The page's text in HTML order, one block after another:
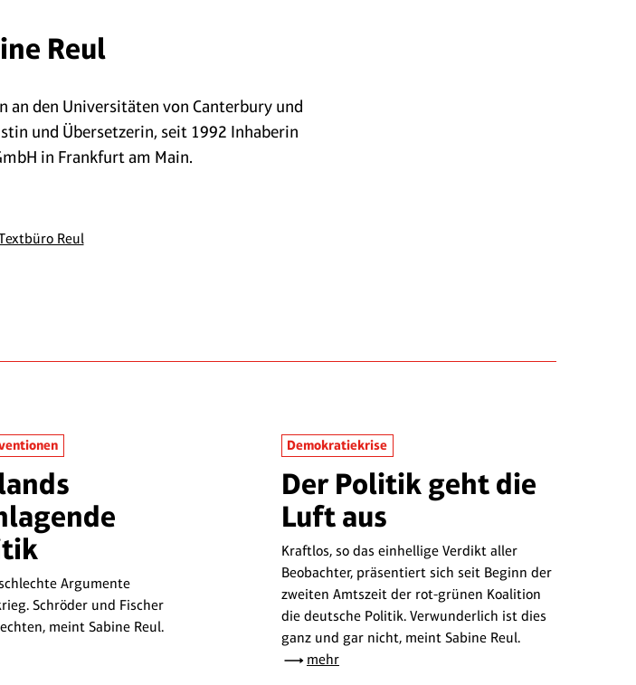
Reul
den Universitäten von Canterbury und
und Übersetzerin, seit 1992 Inhaberin
in Frankfurt am Main.
Reul
Argumente
Schröder und Fischer
meint Sabine Reul.
Demokratiekrise
Der Politik geht die
Luft aus
Kraftlos, so das einhellige Verdikt aller
Beobachter, präsentiert sich seit Beginn der
zweiten Amtszeit der rot-grünen Koalition
die deutsche Politik. Verwunderlich ist dies
ganz und gar nicht, meint Sabine Reul.
mehr